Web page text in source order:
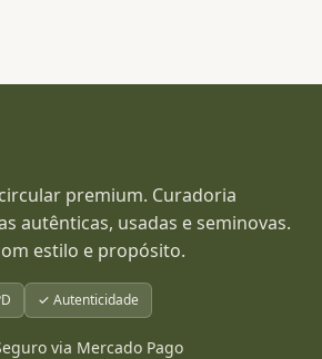
premium. Curadoria
autênticas, usadas e seminovas.
estilo e propósito.
✓ Autenticidade
via Mercado Pago